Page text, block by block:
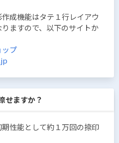
成機能はタテ１行レイアウ
ますので、以下のサイトか
プ
せますか？
性能として約１万回の捺印